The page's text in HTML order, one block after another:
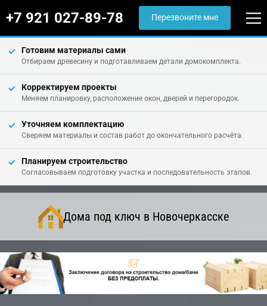
+7 921 027-89-78 Перезвоните мне
Готовим материалы сами
Отбираем древесину и подготавливаем детали домокомплекта.
Корректируем проекты
Меняем планировку, расположение окон, дверей и перегородок.
Уточняем комплектацию
Сверяем материалы и состав работ до окончательного расчёта.
Планируем строительство
Согласовываем подготовку участка и последовательность этапов.
Дома под ключ в Новочеркасске